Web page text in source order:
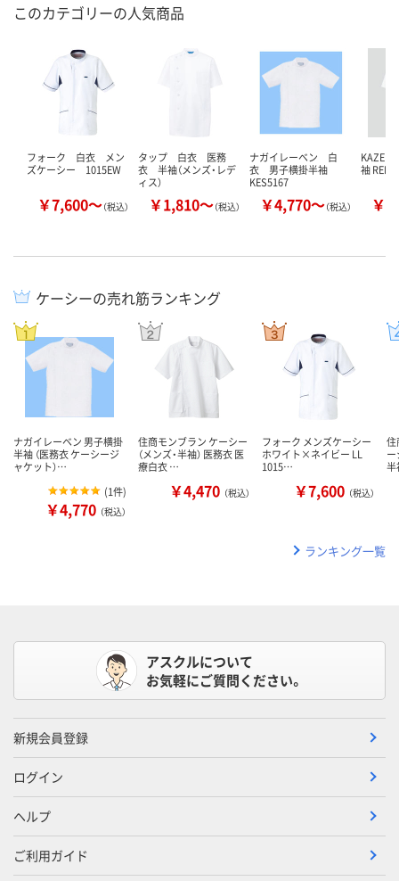
このカテゴリーの人気商品
フォーク 白衣 メン
ズケーシー 1015EW
￥7,600～（税込）
タップ 白衣 医務
衣 半袖（メンズ・レデ
ィス）
￥1,810～（税込）
ナガイレーベン 白
衣 男子横掛半袖
KES5167
￥4,770～（税込）
KAZEN
袖
￥
ケーシーの売れ筋ランキング
ナガイレーベン 男子横掛
半袖 （医務衣 ケーシージ
ャケット）…
(1件)
￥4,770 （税込）
住商モンブラン ケーシー
（メンズ・半袖） 医務衣 医
療白衣 …
￥4,470 （税込）
フォーク メンズケーシー
ホワイト×ネイビー LL
1015…
￥7,600 （税込）
住
ー
ランキング一覧
アスクルについて
お気軽にご質問ください。
新規会員登録
ログイン
ヘルプ
ご利用ガイド